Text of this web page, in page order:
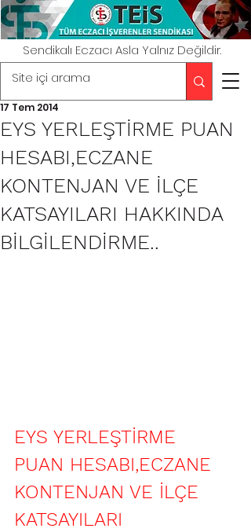
Sendikalı Eczacı Asla Yalnız Değildir.
EYS YERLEŞTİRME PUAN
HESABI,ECZANE
KONTENJAN VE İLÇE
KATSAYILARI HAKKINDA
BİLGİLENDİRME..
17 Tem 2014
EYS YERLEŞTİRME
PUAN HESABI,ECZANE
KONTENJAN VE İLÇE
KATSAYILARI